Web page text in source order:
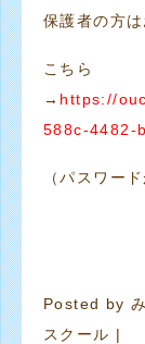
保護者の方
こちら
→ https://
588c-4482-
（パスワー
Posted by
スクール |